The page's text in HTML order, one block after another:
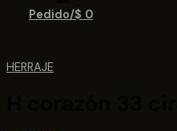
Pedido/$ 0
HERRAJE